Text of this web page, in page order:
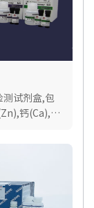
测试剂盒,包
钙(Ca),镁